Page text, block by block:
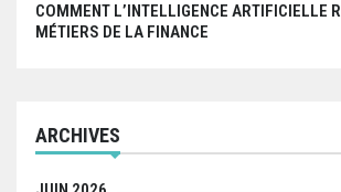
COMMENT L’INTELLIGENCE ARTIFICIELLE
MÉTIERS DE LA FINANCE
ARCHIVES